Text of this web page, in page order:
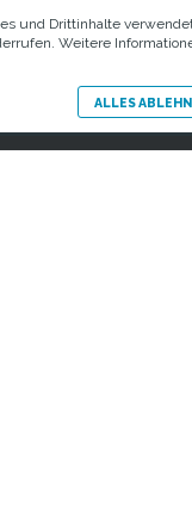
und Drittinhalte
Weitere
ALLES